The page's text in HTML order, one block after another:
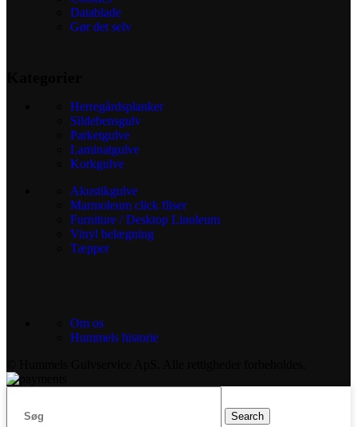
Datablade
Gør det selv
Herregårdsplanker
Sildebensgulv
Parketgulve
Laminatgulve
Korkgulve
Akustikgulve
Marmoleum click fliser
Furniture / Desktop Linoleum
Vinyl belægning
Tæpper
Om os
Hummels historie
Search